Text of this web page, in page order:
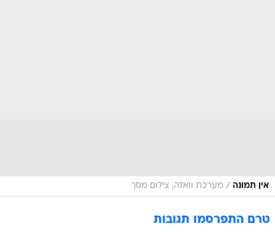
אין תמונה / מערכת וואלה, צילום מסך
טרם התפרסמו תגובות